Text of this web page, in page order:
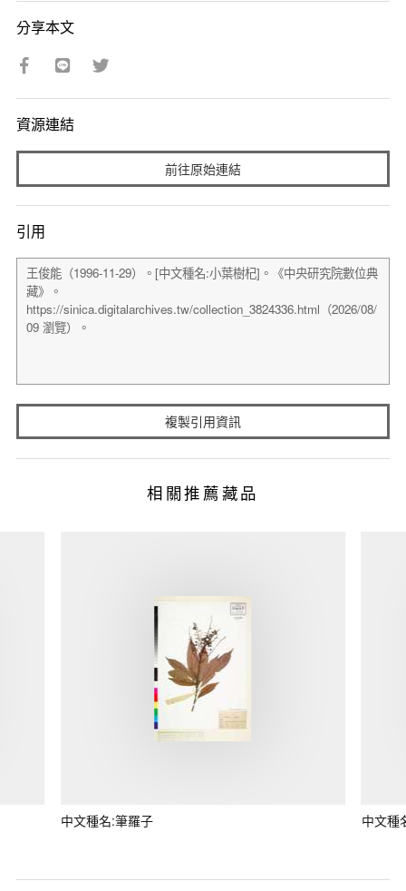
分享本文
資源連結
前往原始連結
引用
複製引用資訊
相關推薦藏品
中文種名:筆羅子 中文種